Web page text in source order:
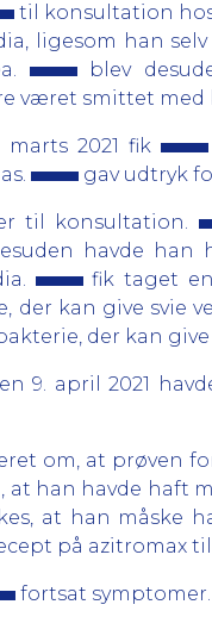
til konsultation
ligesom han
blev
været smittet med
marts 2021 fik
gav udtryk
til konsultation.
havde
fik taget en
der kan give
der kan
9. april 2021
om, at prøven
at han havde
at han måske
på azitromax
fortsat